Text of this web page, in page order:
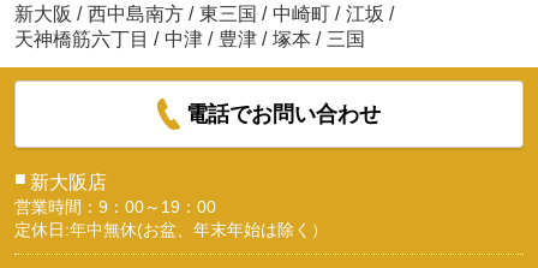
新大阪 / 西中島南方 / 東三国 / 中崎町 / 江坂 /
天神橋筋六丁目 / 中津 / 豊津 / 塚本 / 三国
電話でお問い合わせ
■ 新大阪店
営業時間：9：00～19：00
定休日:年中無休(お盆、年末年始は除く）